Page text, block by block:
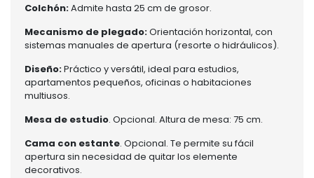
Colchón:Admite hasta 25 cm de grosor.
Mecanismo de plegado:Orientación horizontal, con
sistemas manuales de apertura (resorte o hidráulicos).
Diseño:Práctico y versátil, ideal para estudios,
apartamentos pequeños, oficinas o habitaciones
multiusos.
Mesa de estudio. Opcional. Altura de mesa: 75 cm.
Cama con estante. Opcional. Te permite su fácil
apertura sin necesidad de quitar los elemente
decorativos.